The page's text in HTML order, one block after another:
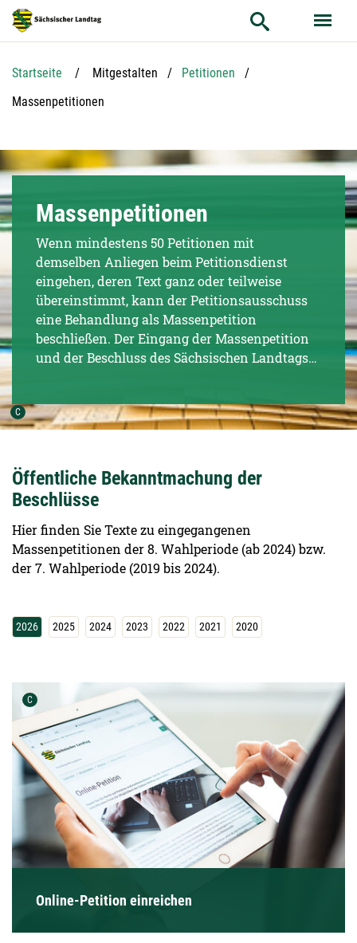
Hauptnavigation
Hauptinhalt
Service
Startseite Mitgestalten
Petitionen
Aktuelle Seite:
Massenpetitionen
C Urheber der Grafik:
Massenpetitionen
Wenn mindestens 50 Petitionen mit
demselben Anliegen beim Petitionsdienst
eingehen, deren Text ganz oder teilweise
übereinstimmt, kann der Petitionsausschuss
eine Behandlung als Massenpetition
beschließen. Der Eingang der Massenpetition
und der Beschluss des Sächsischen Landtags
somit öffentlich über den Eingang und das
Ergebnis informieren und erhalten keinen
Öffentliche Bekanntmachung der
Beschlüsse
Hier finden Sie Texte zu eingegangenen
Massenpetitionen der 8. Wahlperiode (ab 2024) bzw.
der 7. Wahlperiode (2019 bis 2024).
2026 2025 2024 2023 2022 2021 2020
C Urheber der Grafik:
Online-Petition einreichen